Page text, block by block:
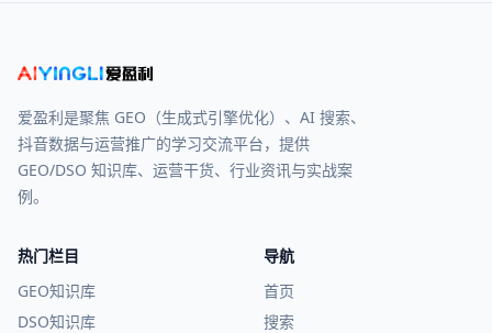
爱盈利是聚焦 GEO（生成式引擎优化）、AI 搜索、
抖音数据与运营推广的学习交流平台，提供
GEO/DSO 知识库、运营干货、行业资讯与实战案
例。
热门栏目
GEO知识库
DSO知识库
导航
首页
搜索